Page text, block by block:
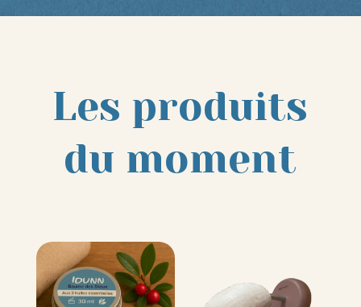
Les produits
du moment